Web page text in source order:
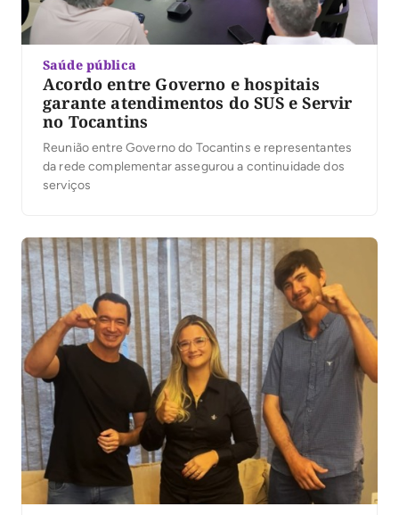
Saúde pública
Acordo entre Governo e hospitais
garante atendimentos do SUS e Servir
no Tocantins
Reunião entre Governo do Tocantins e representantes
da rede complementar assegurou a continuidade dos
serviços